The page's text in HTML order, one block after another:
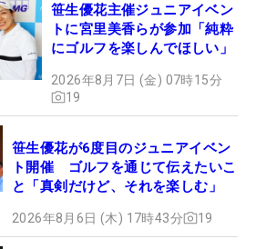
笹生優花主催ジュニアイベン
トに宮里美香らが参加「純粋
にゴルフを楽しんでほしい」
2026年8月7日 (金) 07時15分
19
笹生優花が6度目のジュニアイベン
ト開催 ゴルフを通じて伝えたいこ
と「真剣だけど、それを楽しむ」
2026年8月6日 (木) 17時43分 19